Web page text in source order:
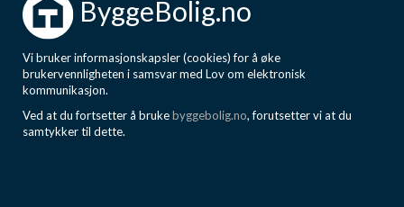
ByggeBolig.no
Vi bruker informasjonskapsler (cookies) for å øke
brukervennligheten i samsvar med Lov om elektronisk
kommunikasjon.
Ved at du fortsetter å brukebyggebolig.no, forutsetter vi at du
samtykker til dette.